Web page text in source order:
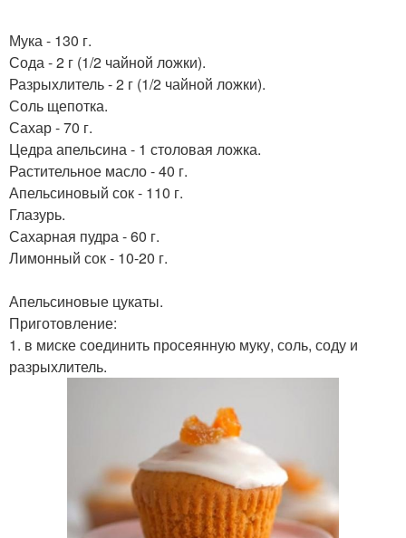
Мука - 130 г.
Сода - 2 г (1/2 чайной ложки).
Разрыхлитель - 2 г (1/2 чайной ложки).
Соль щепотка.
Сахар - 70 г.
Цедра апельсина - 1 столовая ложка.
Растительное масло - 40 г.
Апельсиновый сок - 110 г.
Глазурь.
Сахарная пудра - 60 г.
Лимонный сок - 10-20 г.
Апельсиновые цукаты.
Приготовление:
1. в миске соединить просеянную муку, соль, соду и
разрыхлитель.